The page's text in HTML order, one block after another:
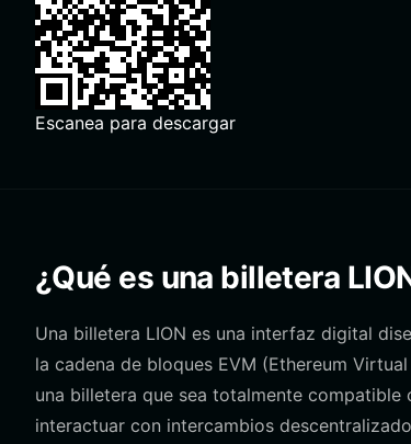
Escanea para descargar
¿Qué es una billetera
Una billetera LION es una interfaz digital
la cadena de bloques EVM (Ethereum
una billetera que sea totalmente
interactuar con intercambios